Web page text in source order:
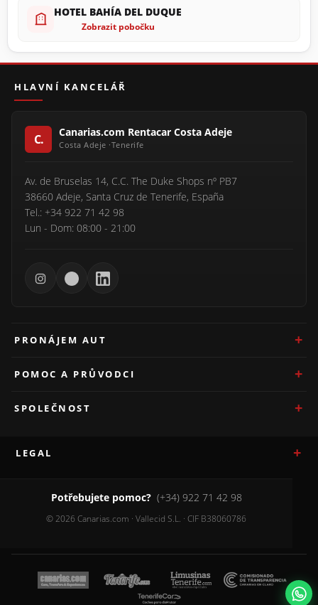
HOTEL BAHÍA DEL DUQUE
Zobrazit pobočku
HLAVNÍ KANCELÁŘ
Canarias.com Rentacar Costa Adeje
Av. de Bruselas 14, C.C. The Duke Shops nº PB7
38660 Adeje, Santa Cruz de Tenerife, España
Tel.: +34 922 71 42 98
Lun - Dom: 08:00 - 21:00
PRONÁJEM AUT
POMOC A PRŮVODCI
SPOLEČNOST
LEGAL
Potřebujete pomoc? (+34) 922 71 42 98
© 2026 Canarias.com · Vallecid S.L. · CIF B38060786